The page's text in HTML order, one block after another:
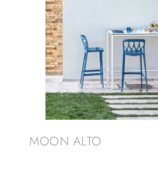
MOON ALTO